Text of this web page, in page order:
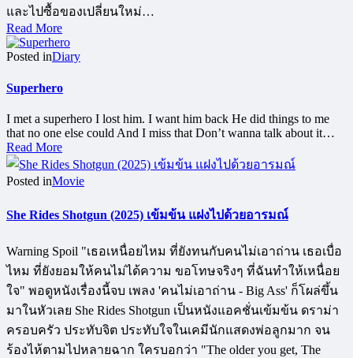
และไปซื้อของเปลี่ยนใหม่…
Read More
Posted inDiary
Superhero
I met a superhero I lost him. I want him back He did things to me
that no one else could And I miss that Don’t wanna talk about it…
Read More
Posted inMovie
She Rides Shotgun (2025) เข้มข้น แฝงไปด้วยอารมณ์
Warning Spoil "เธอเหนื่อยไหม ที่ยังทนกับคนไม่เอาถ่าน เธอเบื่อ
ไหม ที่ยังยอมให้คนไม่ได้ความ ขอโทษจริงๆ ที่ฉันทำให้เหนื่อย
ใจ" พอดูหนังเรื่องนี้จบ เพลง 'คนไม่เอาถ่าน - Big Ass' ก็โผล่ขึ้น
มาในหัวเลย She Rides Shotgun เป็นหนังแอคชั่นเข้มข้น ดราม่า
ครอบครัว ประทับจิต ประทับใจในเคมีนักแสดงพ่อลูกมาก จน
ร้องไห้ตามไปหลายฉาก ใครบอกว่า "The older you get, The